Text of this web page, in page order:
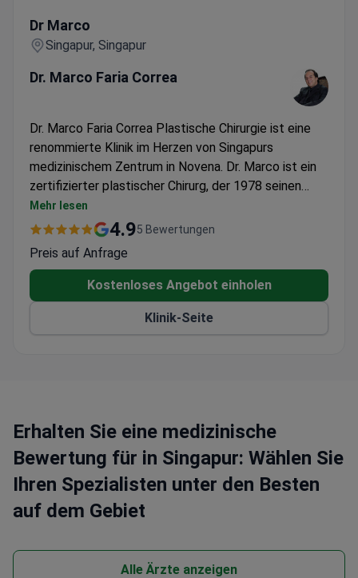
Dr Marco
Singapur, Singapur
Dr. Marco Faria Correa
Dr. Marco Faria Correa Plastische Chirurgie ist eine
renommierte Klinik im Herzen von Singapurs
medizinischem Zentrum in Novena. Dr. Marco ist ein
zertifizierter plastischer Chirurg, der 1978 seinen
Abschluss an der medizinischen Fakultät der
Bundesuniversität von Rio Grande do Sul in Brasilien
machte. Mit über 30 Jahren Erfahrung bietet er eine
Reihe von Verfahren der plastischen Chirurgie an,
darunter Gesichtsverjüngung, Körperbehandlungen,
Bruststraffung und -verkleinerung sowie
Mumienumarbeitungen. Während der Konsultation
wird Dr. Marco die Operation, die möglichen Risiken
Techniken wie endoskopische Chirurgie für weniger
Ausfallzeiten und weniger Narben.
Mehr lesen
4.95 Bewertungen
Preis auf Anfrage
Kostenloses Angebot einholen
Klinik-Seite
Erhalten Sie eine medizinische
Bewertung für in Singapur: Wählen Sie
Ihren Spezialisten unter den Besten
auf dem Gebiet
Alle Ärzte anzeigen